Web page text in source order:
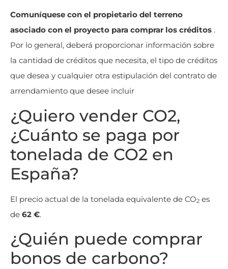
Comuníquese con el propietario del terreno
asociado con el proyecto para comprar los créditos .
Por lo general, deberá proporcionar información sobre
la cantidad de créditos que necesita, el tipo de créditos
que desea y cualquier otra estipulación del contrato de
arrendamiento que desee incluir
¿Quiero vender CO2,
¿Cuánto se paga por
tonelada de CO2 en
España?
El precio actual de la tonelada equivalente de CO2 es
de 62 €.
¿Quién puede comprar
bonos de carbono?